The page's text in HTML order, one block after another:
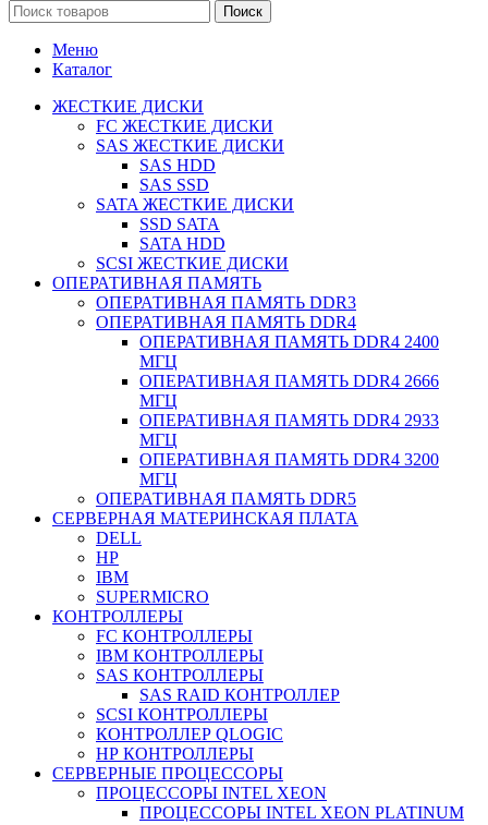
Поиск
Меню
Каталог
ЖЕСТКИЕ ДИСКИ
FC ЖЕСТКИЕ ДИСКИ
SAS ЖЕСТКИЕ ДИСКИ
SAS HDD
SAS SSD
SATA ЖЕСТКИЕ ДИСКИ
SSD SATA
SATA HDD
SCSI ЖЕСТКИЕ ДИСКИ
ОПЕРАТИВНАЯ ПАМЯТЬ
ОПЕРАТИВНАЯ ПАМЯТЬ DDR3
ОПЕРАТИВНАЯ ПАМЯТЬ DDR4
ОПЕРАТИВНАЯ ПАМЯТЬ DDR4 2400
МГЦ
ОПЕРАТИВНАЯ ПАМЯТЬ DDR4 2666
МГЦ
ОПЕРАТИВНАЯ ПАМЯТЬ DDR4 2933
МГЦ
ОПЕРАТИВНАЯ ПАМЯТЬ DDR4 3200
МГЦ
ОПЕРАТИВНАЯ ПАМЯТЬ DDR5
СЕРВЕРНАЯ МАТЕРИНСКАЯ ПЛАТА
DELL
HP
IBM
SUPERMICRO
КОНТРОЛЛЕРЫ
FC КОНТРОЛЛЕРЫ
IBM КОНТРОЛЛЕРЫ
SAS КОНТРОЛЛЕРЫ
SAS RAID КОНТРОЛЛЕР
SCSI КОНТРОЛЛЕРЫ
КОНТРОЛЛЕР QLOGIC
НР КОНТРОЛЛЕРЫ
СЕРВЕРНЫЕ ПРОЦЕССОРЫ
ПРОЦЕССОРЫ INTEL XEON
ПРОЦЕССОРЫ INTEL XEON PLATINUM